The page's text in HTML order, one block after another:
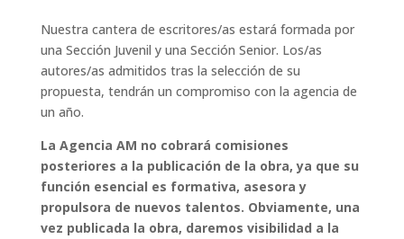
Nuestra cantera de escritores/as estará formada por
una Sección Juvenil y una Sección Senior. Los/as
autores/as admitidos tras la selección de su
propuesta, tendrán un compromiso con la agencia de
un año.
La Agencia AM no cobrará comisiones
posteriores a la publicación de la obra, ya que su
función esencial es formativa, asesora y
propulsora de nuevos talentos. Obviamente, una
vez publicada la obra, daremos visibilidad a la